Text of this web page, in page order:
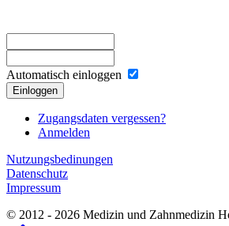
Automatisch einloggen
Einloggen
Zugangsdaten vergessen?
Anmelden
Nutzungsbedinungen
Datenschutz
Impressum
© 2012 - 2026 Medizin und Zahnmedizin